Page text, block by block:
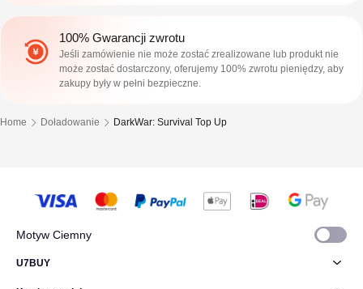
100% Gwarancji zwrotu
Jeśli zamówienie nie może zostać zrealizowane lub produkt nie
może zostać dostarczony, oferujemy 100% zwrotu pieniędzy, aby
zakupy były w pełni bezpieczne.
Home Doładowanie DarkWar: Survival Top Up
Motyw Ciemny
U7BUY